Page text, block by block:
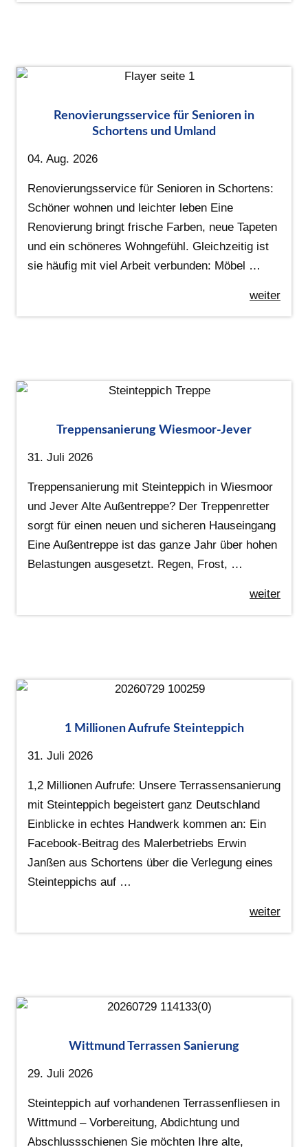
Renovierungsservice für Senioren in
Schortens und Umland
04. Aug. 2026
Renovierungsservice für Senioren in Schortens:
Schöner wohnen und leichter leben Eine
Renovierung bringt frische Farben, neue Tapeten
und ein schöneres Wohngefühl. Gleichzeitig ist
sie häufig mit viel Arbeit verbunden: Möbel …
weiter
Treppensanierung Wiesmoor-Jever
31. Juli 2026
Treppensanierung mit Steinteppich in Wiesmoor
und Jever Alte Außentreppe? Der Treppenretter
sorgt für einen neuen und sicheren Hauseingang
Eine Außentreppe ist das ganze Jahr über hohen
Belastungen ausgesetzt. Regen, Frost, …
weiter
1 Millionen Aufrufe Steinteppich
31. Juli 2026
1,2 Millionen Aufrufe: Unsere Terrassensanierung
mit Steinteppich begeistert ganz Deutschland
Einblicke in echtes Handwerk kommen an: Ein
Facebook-Beitrag des Malerbetriebs Erwin
Janßen aus Schortens über die Verlegung eines
Steinteppichs auf …
weiter
Wittmund Terrassen Sanierung
29. Juli 2026
Steinteppich auf vorhandenen Terrassenfliesen in
Wittmund – Vorbereitung, Abdichtung und
Abschlussschienen Sie möchten Ihre alte,